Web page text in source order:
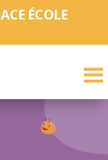
ÉCOLE